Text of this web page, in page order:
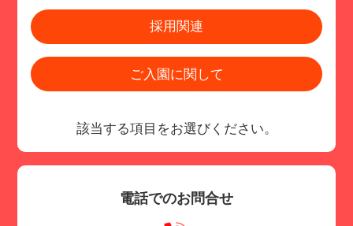
採用関連
ご入園に関して
該当する項目をお選びください。
電話でのお問合せ